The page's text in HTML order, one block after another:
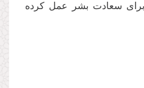
براى سعادت بشر عمل كرده